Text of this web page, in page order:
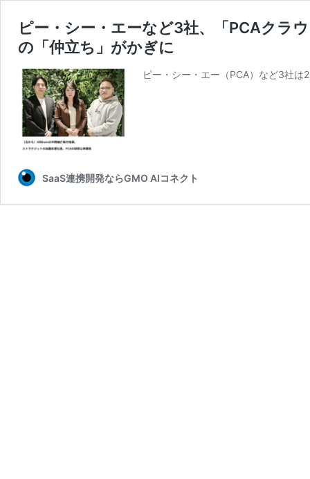
ピー・シー・エーなど3社、「PCAクラ
の「仲立ち」がかぎに
ピー・シー・エー（PCA）など3社
SaaS連携開発ならGMO AIコネクト